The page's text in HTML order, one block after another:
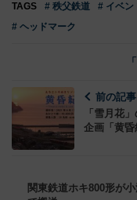
TAGS # 秩父鉄道 # イベン
# ヘッドマーク
前の記事
「雪月花
企画「黄
関東鉄道ホキ800形が